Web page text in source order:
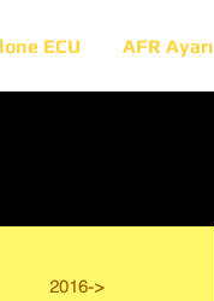
ECU AFR Ayarı
2016->